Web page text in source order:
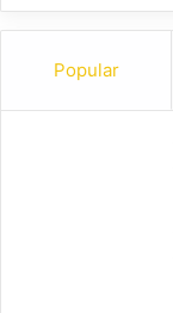
Popular